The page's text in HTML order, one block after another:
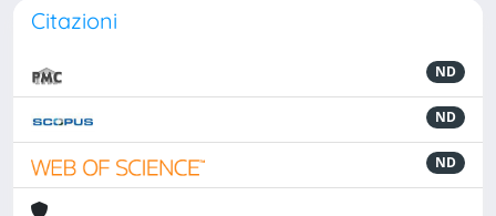
Citazioni
ND
ND
ND